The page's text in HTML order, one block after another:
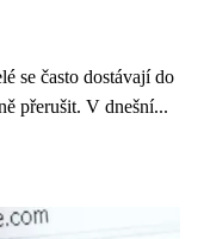
se často dostávají do
přerušit. V dnešní...